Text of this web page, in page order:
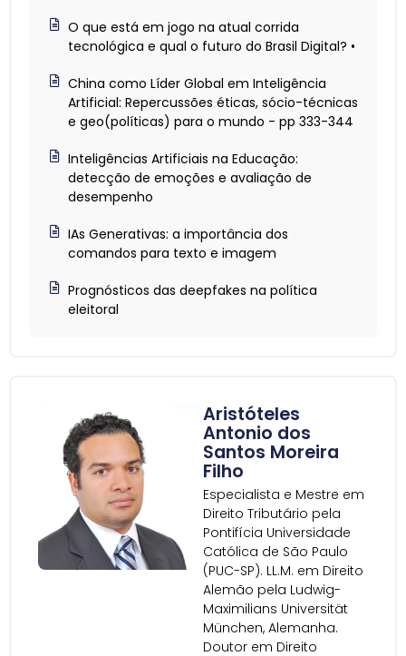
O que está em jogo na atual corrida
tecnológica e qual o futuro do Brasil Digital? •
China como Líder Global em Inteligência
Artificial: Repercussões éticas, sócio-técnicas
e geo(políticas) para o mundo - pp 333-344
Inteligências Artificiais na Educação:
detecção de emoções e avaliação de
desempenho
IAs Generativas: a importância dos
comandos para texto e imagem
Prognósticos das deepfakes na política
eleitoral
Aristóteles
Antonio dos
Santos Moreira
Filho
Especialista e Mestre em
Direito Tributário pela
Pontifícia Universidade
Católica de São Paulo
(PUC-SP). LL.M. em Direito
Alemão pela Ludwig-
Maximilians Universität
München, Alemanha.
Doutor em Direito